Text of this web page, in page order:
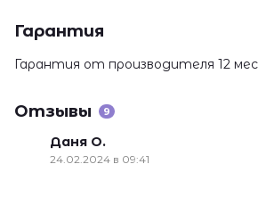
Гарантия
Гарантия от производителя 12
Отзывы 9
Даня О.
24.02.2024 в 09:41